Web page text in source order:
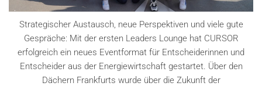
Strategischer Austausch, neue Perspektiven und viele gute
Gespräche: Mit der ersten Leaders Lounge hat CURSOR
erfolgreich ein neues Eventformat für Entscheiderinnen und
Entscheider aus der Energiewirtschaft gestartet. Über den
Dächern Frankfurts wurde über die Zukunft der